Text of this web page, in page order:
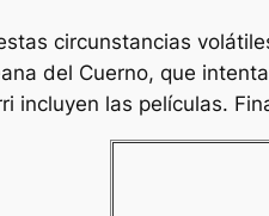
circunstancias
del Cuerno, que
incluyen las películas.